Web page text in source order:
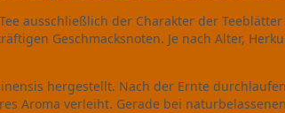
ausschließlich der Charakter der
Geschmacksnoten. Je nach Alter,
hergestellt. Nach der Ernte
Aroma verleiht. Gerade bei